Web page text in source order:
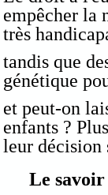
Le
empêcher la
très
tandis que
génétique
et peut-on
enfants ?
leur décision